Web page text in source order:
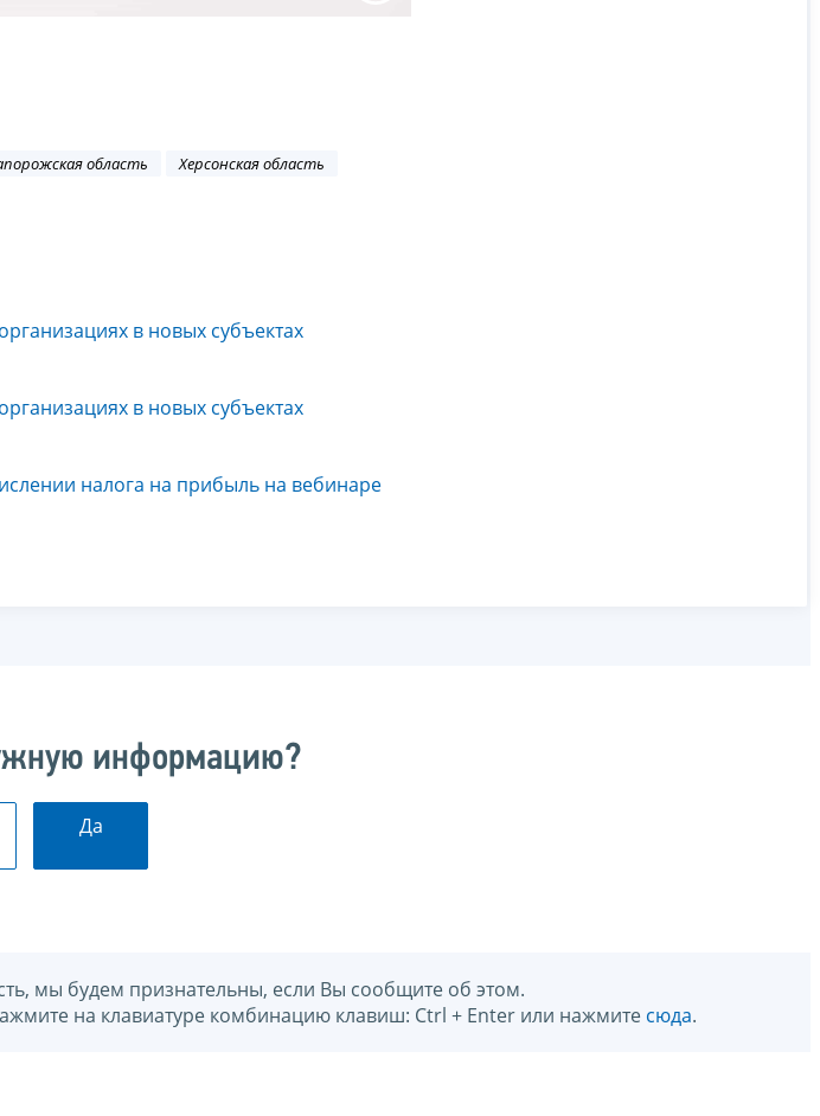
область Херсонская область
в новых субъектах
в новых субъектах
налога на прибыль на вебинаре
информацию?
Да
мы будем признательны, если Вы сообщите об этом.
на клавиатуре комбинацию клавиш: Ctrl + Enter или нажмите сюда.